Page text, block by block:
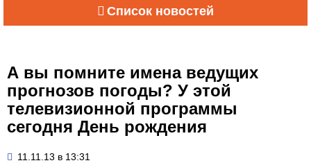
Список новостей
А вы помните имена ведущих
прогнозов погоды? У этой
телевизионной программы
сегодня День рождения
11.11.13 в 13:31